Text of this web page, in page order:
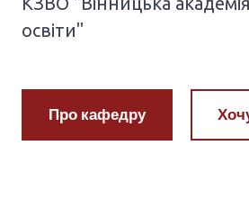
адміністрування
освіти"